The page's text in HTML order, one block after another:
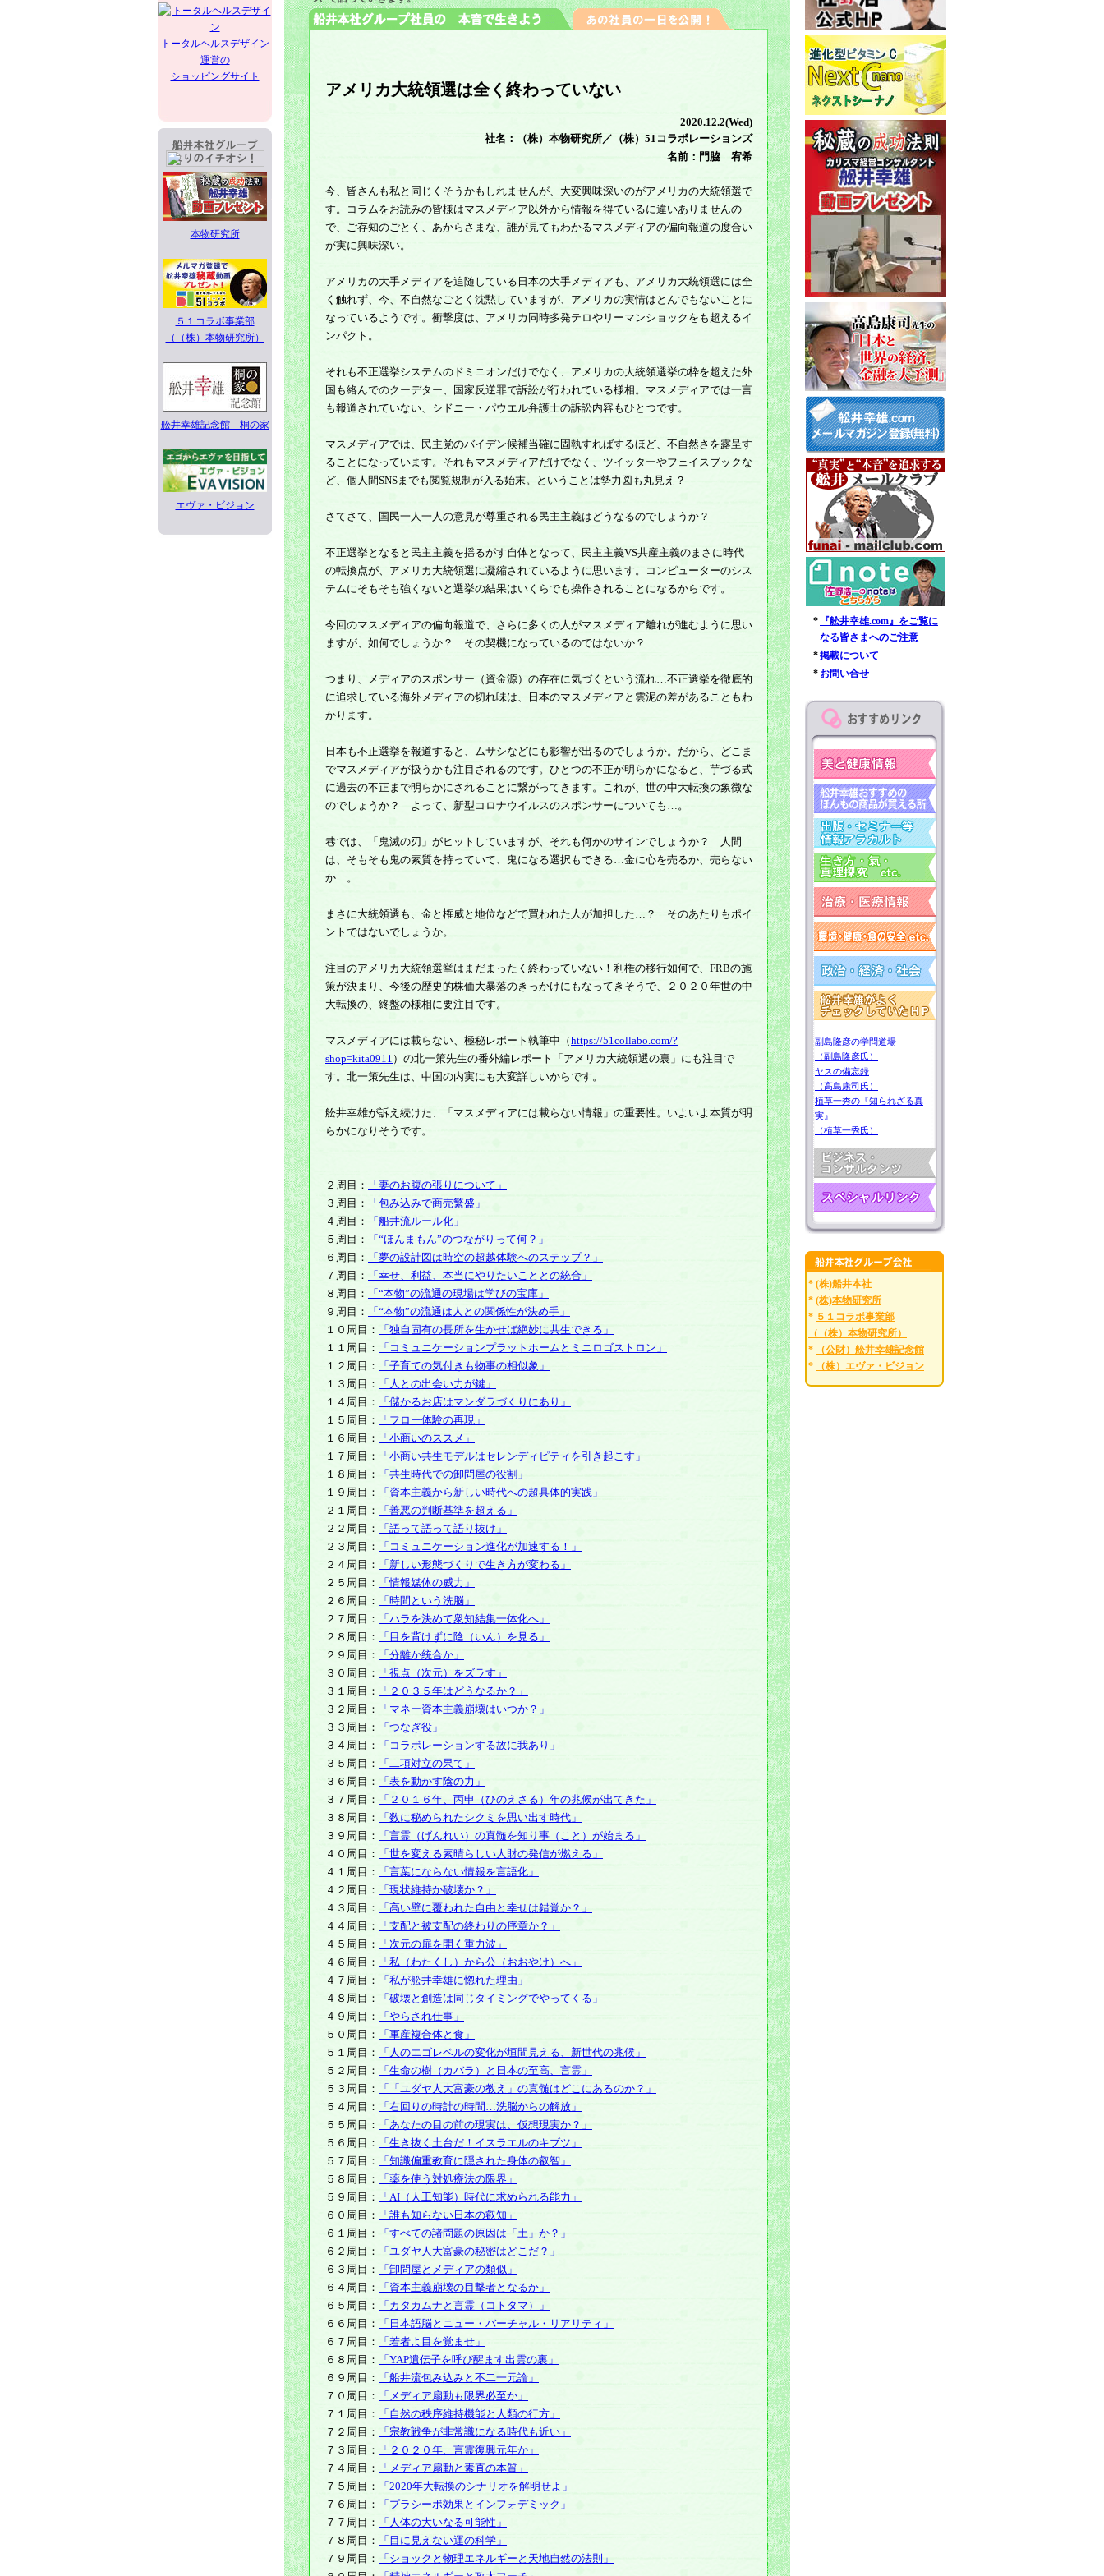
トータルヘルスデザイン
運営の
ショッピングサイト
本物研究所
５１コラボ事業部
（（株）本物研究所）
舩井幸雄記念館 桐の家
エヴァ・ビジョン
アメリカ大統領選は全く終わっていない
2020.12.2(Wed)
社名：（株）本物研究所／（株）51コラボレーションズ
名前：門脇 宥希
今、皆さんも私と同じくそうかもしれませんが、大変興味深いのがアメリカの大統領選で
す。コラムをお読みの皆様はマスメディア以外から情報を得ているに違いありませんの
で、ご存知のごとく、あからさまな、誰が見てもわかるマスメディアの偏向報道の度合い
が実に興味深い。
アメリカの大手メディアを追随している日本の大手メディアも、アメリカ大統領選には全
く触れず、今、不自然なごとく沈黙していますが、アメリカの実情はとんでもないことに
なっているようです。衝撃度は、アメリカ同時多発テロやリーマンショックをも超えるイ
ンパクト。
それも不正選挙システムのドミニオンだけでなく、アメリカの大統領選挙の枠を超えた外
国も絡んでのクーデター、国家反逆罪で訴訟が行われている様相。マスメディアでは一言
も報道されていない、シドニー・パウエル弁護士の訴訟内容もひとつです。
マスメディアでは、民主党のバイデン候補当確に固執すればするほど、不自然さを露呈す
ることになっています。それもマスメディアだけでなく、ツイッターやフェイスブックな
ど、個人間SNSまでも閲覧規制が入る始末。ということは勢力図も丸見え？
さてさて、国民一人一人の意見が尊重される民主主義はどうなるのでしょうか？
不正選挙となると民主主義を揺るがす自体となって、民主主義VS共産主義のまさに時代
の転換点が、アメリカ大統領選に凝縮されているように思います。コンピューターのシス
テムにそもそも強くないと選挙の結果はいくらでも操作されることになるからです。
今回のマスメディアの偏向報道で、さらに多くの人がマスメディア離れが進むように思い
ますが、如何でしょうか？ その契機になっているのではないか？
つまり、メディアのスポンサー（資金源）の存在に気づくという流れ…不正選挙を徹底的
に追求している海外メディアの切れ味は、日本のマスメディアと雲泥の差があることもわ
かります。
日本も不正選挙を報道すると、ムサシなどにも影響が出るのでしょうか。だから、どこま
でマスメディアが扱うかも注目されるのです。ひとつの不正が明らかになると、芋づる式
に過去の不正まで明らかにされることに繋がってきます。これが、世の中大転換の象徴な
のでしょうか？ よって、新型コロナウイルスのスポンサーについても…。
巷では、「鬼滅の刃」がヒットしていますが、それも何かのサインでしょうか？ 人間
は、そもそも鬼の素質を持っていて、鬼になる選択もできる…金に心を売るか、売らない
か…。
まさに大統領選も、金と権威と地位などで買われた人が加担した…？ そのあたりもポイ
ントではないでしょうか。
注目のアメリカ大統領選挙はまだまったく終わっていない！利権の移行如何で、FRBの施
策が決まり、今後の歴史的株価大暴落のきっかけにもなってきそうで、２０２０年世の中
大転換の、終盤の様相に要注目です。
マスメディアには載らない、極秘レポート執筆中（https://51collabo.com/?
shop=kita0911 ）の北一策先生の番外編レポート「アメリカ大統領選の裏」にも注目で
す。北一策先生は、中国の内実にも大変詳しいからです。
舩井幸雄が訴え続けた、「マスメディアには載らない情報」の重要性。いよいよ本質が明
らかになりそうです。
２周目：
「妻のお腹の張りについて」
３周目：
「包み込みで商売繁盛」
４周目：
「船井流ルール化」
５周目：
「“ほんまもん”のつながりって何？」
６周目：
「夢の設計図は時空の超越体験へのステップ？」
７周目：
「幸せ、利益、本当にやりたいこととの統合」
８周目：
「“本物”の流通の現場は学びの宝庫」
９周目：
「“本物”の流通は人との関係性が決め手」
１０周目：
「独自固有の長所を生かせば絶妙に共生できる」
１１周目：
「コミュニケーションプラットホームとミニロゴストロン」
１２周目：
「子育ての気付きも物事の相似象」
１３周目：
「人との出会い力が鍵」
１４周目：
「儲かるお店はマンダラづくりにあり」
１５周目：
「フロー体験の再現」
１６周目：
「小商いのススメ」
１７周目：
「小商い共生モデルはセレンディピティを引き起こす」
１８周目：
「共生時代での卸問屋の役割」
１９周目：
「資本主義から新しい時代への超具体的実践」
２１周目：
「善悪の判断基準を超える」
２２周目：
「語って語って語り抜け」
２３周目：
「コミュニケーション進化が加速する！」
２４周目：
「新しい形態づくりで生き方が変わる」
２５周目：
「情報媒体の威力」
２６周目：
「時間という洗脳」
２７周目：
「ハラを決めて衆知結集一体化へ」
２８周目：
「目を背けずに陰（いん）を見る」
２９周目：
「分離か統合か」
３０周目：
「視点（次元）をズラす」
３１周目：
「２０３５年はどうなるか？」
３２周目：
「マネー資本主義崩壊はいつか？」
３３周目：
「つなぎ役」
３４周目：
「コラボレーションする故に我あり」
３５周目：
「二項対立の果て」
３６周目：
「表を動かす陰の力」
３７周目：
「２０１６年、丙申（ひのえさる）年の兆候が出てきた」
３８周目：
「数に秘められたシクミを思い出す時代」
３９周目：
「言霊（げんれい）の真髄を知り事（こと）が始まる」
４０周目：
「世を変える素晴らしい人財の発信が燃える」
４１周目：
「言葉にならない情報を言語化」
４２周目：
「現状維持か破壊か？」
４３周目：
「高い壁に覆われた自由と幸せは錯覚か？」
４４周目：
「支配と被支配の終わりの序章か？」
４５周目：
「次元の扉を開く重力波」
４６周目：
「私（わたくし）から公（おおやけ）へ」
４７周目：
「私が舩井幸雄に惚れた理由」
４８周目：
「破壊と創造は同じタイミングでやってくる」
４９周目：
「やらされ仕事」
５０周目：
「軍産複合体と食」
５１周目：
「人のエゴレベルの変化が垣間見える、新世代の兆候」
５２周目：
「生命の樹（カバラ）と日本の至高、言霊」
５３周目：
「「ユダヤ人大富豪の教え」の真髄はどこにあるのか？」
５４周目：
「右回りの時計の時間…洗脳からの解放」
５５周目：
「あなたの目の前の現実は、仮想現実か？」
５６周目：
「生き抜く土台だ！イスラエルのキブツ」
５７周目：
「知識偏重教育に隠された身体の叡智」
５８周目：
「薬を使う対処療法の限界」
５９周目：
「AI（人工知能）時代に求められる能力」
６０周目：
「誰も知らない日本の叡知」
６１周目：
「すべての諸問題の原因は「土」か？」
６２周目：
「ユダヤ人大富豪の秘密はどこだ？」
６３周目：
「卸問屋とメディアの類似」
６４周目：
「資本主義崩壊の目撃者となるか」
６５周目：
「カタカムナと言霊（コトタマ）」
６６周目：
「日本語脳とニュー・バーチャル・リアリティ」
６７周目：
「若者よ目を覚ませ」
６８周目：
「YAP遺伝子を呼び醒ます出雲の裏」
６９周目：
「船井流包み込みと不二一元論」
７０周目：
「メディア扇動も限界必至か」
７１周目：
「自然の秩序維持機能と人類の行方」
７２周目：
「宗教戦争が非常識になる時代も近い」
７３周目：
「２０２０年、言霊復興元年か」
７４周目：
「メディア扇動と素直の本質」
７５周目：
「2020年大転換のシナリオを解明せよ」
７６周目：
「プラシーボ効果とインフォデミック」
７７周目：
「人体の大いなる可能性」
７８周目：
「目に見えない運の科学」
７９周目：
「ショックと物理エネルギーと天地自然の法則」
*
『舩井幸雄.com』をご覧に
なる皆さまへのご注意
*掲載について
* お問い合せ
副島隆彦の学問道場
（副島隆彦氏）
ヤスの備忘録
（高島康司氏）
植草一秀の『知られざる真
実』
（植草一秀氏）
* (株)船井本社
* (株)本物研究所
* ５１コラボ事業部
（（株）本物研究所）
*
（公財）舩井幸雄記念館
*
（株）エヴァ・ビジョン